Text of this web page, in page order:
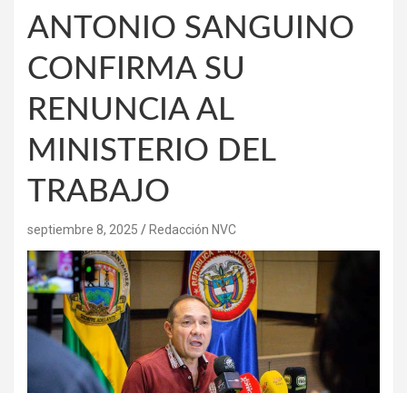
ANTONIO SANGUINO
CONFIRMA SU
RENUNCIA AL
MINISTERIO DEL
TRABAJO
septiembre 8, 2025 Redacción NVC